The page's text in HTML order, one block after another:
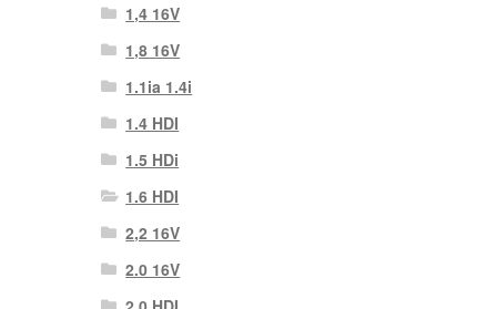
1,4 16V
1,8 16V
1.1ia 1.4i
1.4 HDI
1.5 HDi
1.6 HDI
2,2 16V
2.0 16V